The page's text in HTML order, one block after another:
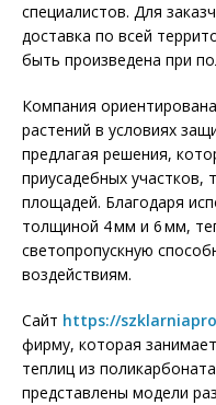
специалистов. Для
доставка по всей
быть произведена при
Компания
растений в условиях
предлагая решения,
приусадебных участков,
площадей. Благодаря
толщиной 4 мм и 6 мм,
светопропускную
воздействиям.
Сайт https://
фирму, которая
теплиц из
представлены модели